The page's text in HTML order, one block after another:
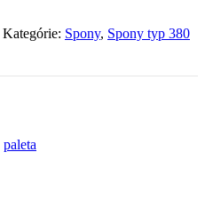
Kategórie: Spony, Spony typ 380
paleta